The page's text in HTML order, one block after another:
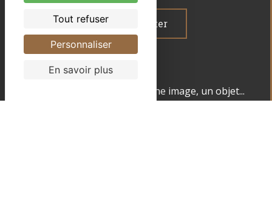
Me contacter
Un clic, un mot, un regard, une image, un objet...
Tout refuser
Personnaliser
En savoir plus